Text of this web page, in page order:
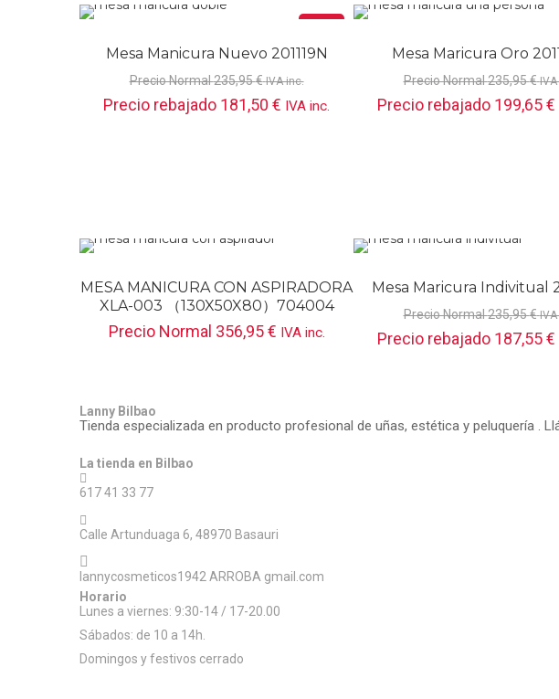
Mesa Manicura Nuevo 201119N
Precio Normal235,95€ IVA inc.
Precio rebajado 181,50 € IVA inc.
Mesa Maricura Oro
Precio Normal235,95€
Precio rebajado 199,65€
MESA MANICURA CON ASPIRADORA
XLA-003 （130X50X80）704004
Precio Normal 356,95€ IVA inc.
Mesa Maricura Indivitual
Precio Normal235,95€
Precio rebajado 187,55€
Lanny Bilbao
Tienda especializada en producto profesional de uñas, estética y peluquería .
La tienda en Bilbao
617 41 33 77
Calle Artunduaga 6, 48970 Basauri
lannycosmeticos1942 ARROBA gmail.com
Horario
Lunes a viernes: 9:30-14 / 17-20.00
Sábados: de 10 a 14h.
Domingos y festivos cerrado